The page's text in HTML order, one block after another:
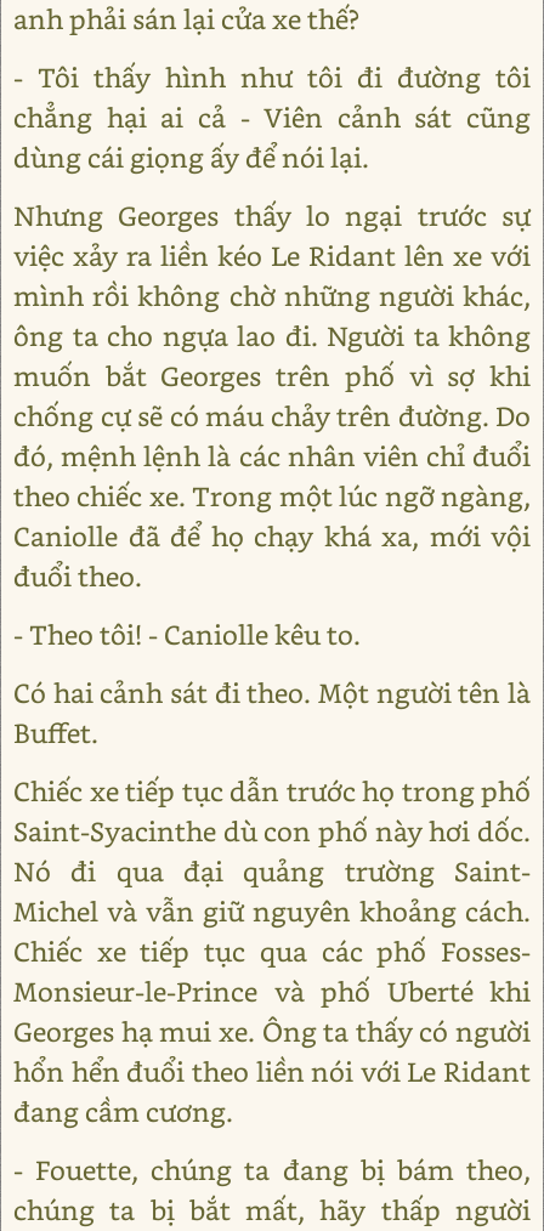
anh phải sán lại cửa xe thế?
- Tôi thấy hình như tôi đi đường tôi
chẳng hại ai cả - Viên cảnh sát cũng
dùng cái giọng ấy để nói lại.
Nhưng Georges thấy lo ngại trước sự
việc xảy ra liền kéo Le Ridant lên xe với
mình rồi không chờ những người khác,
ông ta cho ngựa lao đi. Người ta không
muốn bắt Georges trên phố vì sợ khi
chống cự sẽ có máu chảy trên đường. Do
đó, mệnh lệnh là các nhân viên chỉ đuổi
theo chiếc xe. Trong một lúc ngỡ ngàng,
Caniolle đã để họ chạy khá xa, mới vội
đuổi theo.
- Theo tôi! - Caniolle kêu to.
Có hai cảnh sát đi theo. Một người tên là
Buffet.
Chiếc xe tiếp tục dẫn trước họ trong phố
Saint-Syacinthe dù con phố này hơi dốc.
Nó đi qua đại quảng trường Saint-
Michel và vẫn giữ nguyên khoảng cách.
Chiếc xe tiếp tục qua các phố Fosses-
Monsieur-le-Prince và phố Uberté khi
Georges hạ mui xe. Ông ta thấy có người
hổn hển đuổi theo liền nói với Le Ridant
đang cầm cương.
- Fouette, chúng ta đang bị bám theo,
chúng ta bị bắt mất, hãy thấp người